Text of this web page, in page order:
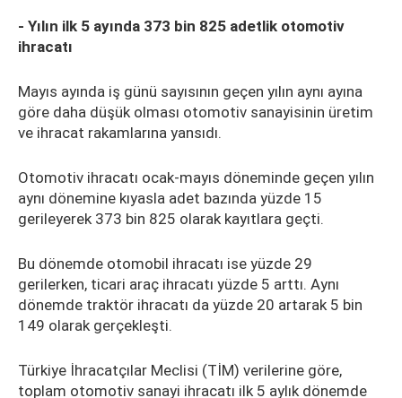
- Yılın ilk 5 ayında 373 bin 825 adetlik otomotiv
ihracatı
Mayıs ayında iş günü sayısının geçen yılın aynı ayına
göre daha düşük olması otomotiv sanayisinin üretim
ve ihracat rakamlarına yansıdı.
Otomotiv ihracatı ocak-mayıs döneminde geçen yılın
aynı dönemine kıyasla adet bazında yüzde 15
gerileyerek 373 bin 825 olarak kayıtlara geçti.
Bu dönemde otomobil ihracatı ise yüzde 29
gerilerken, ticari araç ihracatı yüzde 5 arttı. Aynı
dönemde traktör ihracatı da yüzde 20 artarak 5 bin
149 olarak gerçekleşti.
Türkiye İhracatçılar Meclisi (TİM) verilerine göre,
toplam otomotiv sanayi ihracatı ilk 5 aylık dönemde